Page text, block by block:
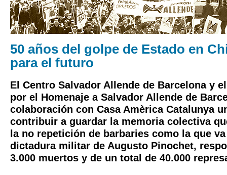
50 años del golpe de Estado en
para el futuro
El Centro Salvador Allende de Barcelona y
por el Homenaje a Salvador Allende de
colaboración con Casa Amèrica Catalunya
contribuir a guardar la memoria colectiva
la no repetición de barbaries como la que
dictadura militar de Augusto Pinochet,
3.000 muertos y de un total de 40.000